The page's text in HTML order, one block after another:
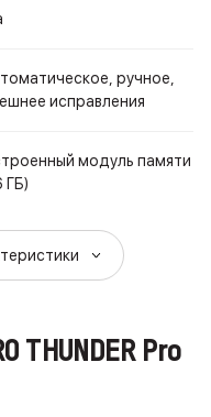
ручное,
исправления
модуль памяти
ГБ)
THUNDER Pro